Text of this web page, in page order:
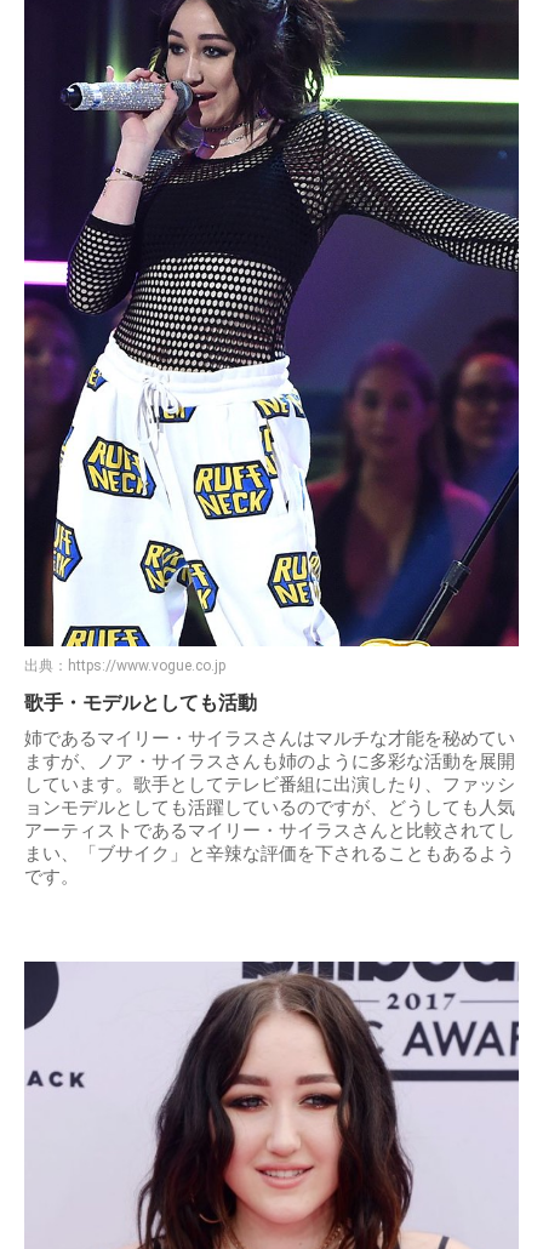
出典： https://www.vogue.co.jp
歌手・モデルとしても活動
姉であるマイリー・サイラスさんはマルチな才能を秘めてい
ますが、ノア・サイラスさんも姉のように多彩な活動を展開
しています。歌手としてテレビ番組に出演したり、ファッシ
ョンモデルとしても活躍しているのですが、どうしても人気
アーティストであるマイリー・サイラスさんと比較されてし
まい、「ブサイク」と辛辣な評価を下されることもあるよう
です。